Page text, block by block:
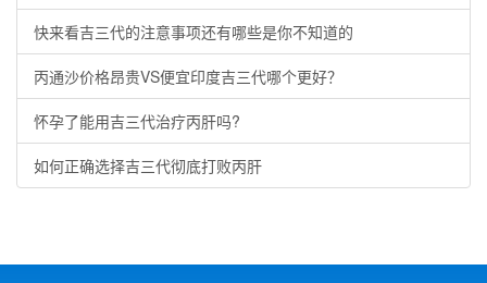
快来看吉三代的注意事项还有哪些是你不知道的
丙通沙价格昂贵VS便宜印度吉三代哪个更好？
怀孕了能用吉三代治疗丙肝吗?
如何正确选择吉三代彻底打败丙肝